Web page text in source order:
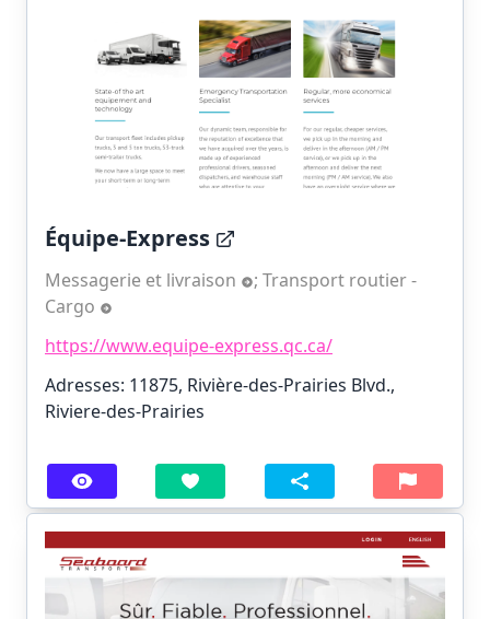
Équipe-Express
Messagerie et livraison ; Transport routier -
Cargo
https://www.equipe-express.qc.ca/
Adresses: 11875, Rivière-des-Prairies Blvd.,
Riviere-des-Prairies